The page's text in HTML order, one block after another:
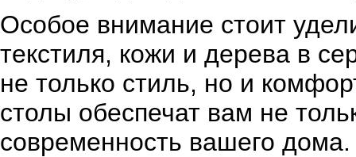
Особое внимание стоит
текстиля, кожи и дерева в
не только стиль, но и
столы обеспечат вам не
современность вашего дома.